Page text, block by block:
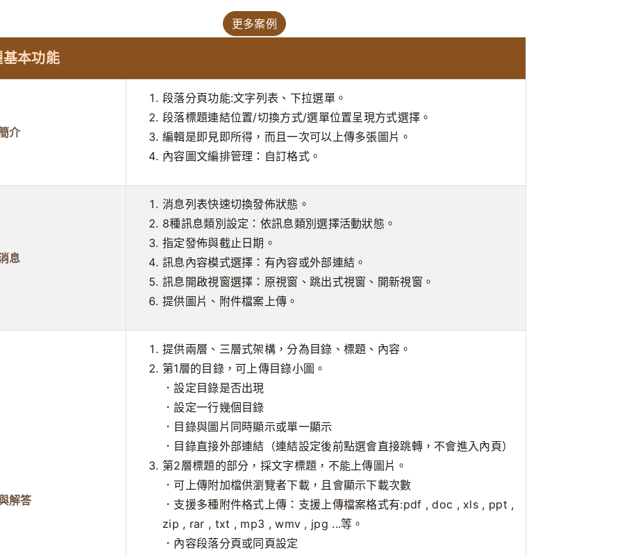
更多案例
本功能
介
段落分頁功能:文字列表、下拉選單。
段落標題連結位置/切換方式/選單位置呈現方式選擇。
編輯是即見即所得，而且一次可以上傳多張圖片。
內容圖文編排管理：自訂格式。
息
消息列表快速切換發佈狀態。
8種訊息類別設定：依訊息類別選擇活動狀態。
指定發佈與截止日期。
訊息內容模式選擇：有內容或外部連結。
訊息開啟視窗選擇：原視窗、跳出式視窗、開新視窗。
提供圖片、附件檔案上傳。
解答
提供兩層、三層式架構，分為目錄、標題、內容。
第1層的目錄，可上傳目錄小圖。
．設定目錄是否出現
．設定一行幾個目錄
．目錄與圖片同時顯示或單一顯示
．目錄直接外部連結（連結設定後前點選會直接跳轉，不會進入內頁）
第2層標題的部分，採文字標題，不能上傳圖片。
．可上傳附加檔供瀏覽者下載，且會顯示下載次數
．支援多種附件格式上傳：支援上傳檔案格式有:pdf , doc , xls , ppt ,
zip , rar , txt , mp3 , wmv , jpg ...等。
．內容段落分頁或同頁設定